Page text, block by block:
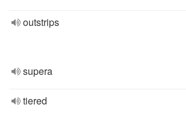
outstrips
supera
tiered